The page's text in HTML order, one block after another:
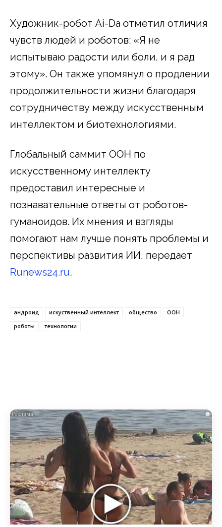
Художник-робот Ai-Da отметил отличия
чувств людей и роботов: «Я не
испытываю радости или боли, и я рад
этому». Он также упомянул о продлении
продолжительности жизни благодаря
сотрудничеству между искусственным
интеллектом и биотехнологиями.
Глобальный саммит ООН по
искусственному интеллекту
предоставил интересные и
познавательные ответы от роботов-
гуманоидов. Их мнения и взгляды
помогают нам лучше понять проблемы и
перспективы развития ИИ, передает
Runews24.ru.
андроид искуственный интеллект общество
ООН
роботы
технологии
i